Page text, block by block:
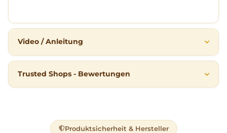
Video / Anleitung
Trusted Shops - Bewertungen
Produktsicherheit & Hersteller